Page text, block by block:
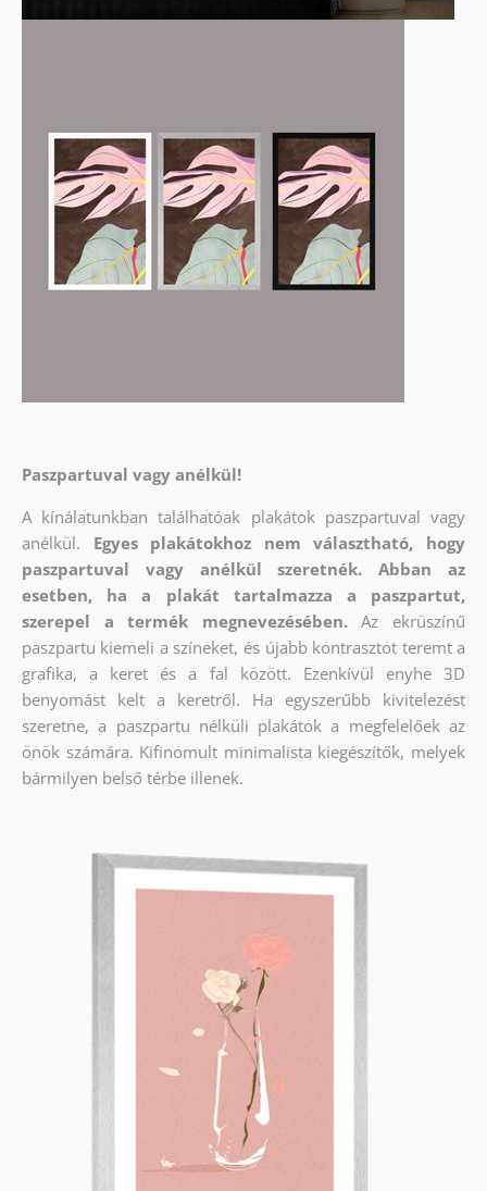
Paszpartuval vagy anélkül!
A kínálatunkban találhatóak plakátok paszpartuval vagy
anélkül.
Egyes plakátokhoz nem választható, hogy
paszpartuval vagy anélkül szeretnék. Abban az
esetben, ha a plakát tartalmazza a paszpartut,
szerepel a termék megnevezésében.
Az ekrüszínű
paszpartu kiemeli a színeket, és újabb kontrasztot teremt a
grafika, a keret és a fal között. Ezenkívül enyhe 3D
benyomást kelt a keretről. Ha egyszerűbb kivitelezést
szeretne, a paszpartu nélküli plakátok a megfelelőek az
önök számára. Kifinomult minimalista kiegészítők, melyek
bármilyen belső térbe illenek.